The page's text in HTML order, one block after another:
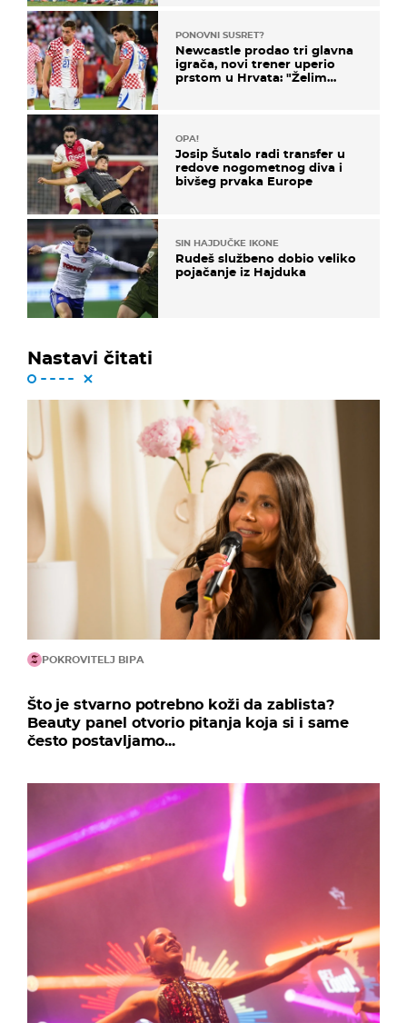
PONOVNI SUSRET?
Newcastle prodao tri glavna
igrača, novi trener uperio
prstom u Hrvata: "Želim
OPA!
Josip Šutalo radi transfer u
redove nogometnog diva i
bivšeg prvaka Europe
SIN HAJDUČKE IKONE
Rudeš službeno dobio veliko
pojačanje iz Hajduka
Nastavi čitati
POKROVITELJ BIPA
Što je stvarno potrebno koži da zablista?
Beauty panel otvorio pitanja koja si i same
često postavljamo...